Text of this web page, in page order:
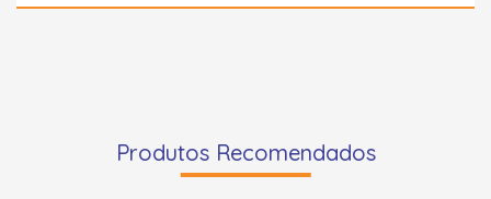
Produtos Recomendados